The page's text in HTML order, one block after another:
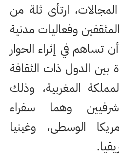
ارتأى ثلة من
وفعاليات مدنية
تساهم في إثراء الحوار
بين الدول ذات الثقافة
المغربية، وذلك
وهما سفراء
الوسطى، وغينيا